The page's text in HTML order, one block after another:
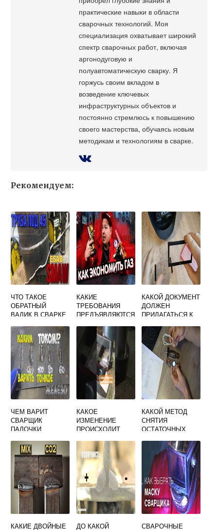
практические навыки в области
сварочных технологий. Моя
специализация охватывает широкий
спектр сварочных работ, включая
аргонодуговую и
полуавтоматическую сварку. Я
горжусь своим вкладом в
возведение ключевых
инфраструктурных объектов и
постоянно стремлюсь к повышению
своего мастерства, обучаясь новым
методикам и технологиям в сварке.
Рекомендуем:
ЧТО ТАКОЕ
ОБРАТНЫЙ
ВАЛИК В СВАРКЕ
КАКИЕ
ТРЕБОВАНИЯ
ПРЕДЪЯВЛЯЮТСЯ
ЗАЩИТНОГО ГАЗА
КОТОРЫЙ
ПРИМЕНЯЮТ ПРИ
АРГОНОДУГОВОЙ
СВАРКЕ
КАКОЙ ДОКУМЕНТ
ДОЛЖЕН
ПРИЛАГАТЬСЯ К
СВАРЩИКА
ЧЕМ ВАРИТ
СВАРЩИК
ПАЛОЧКИ
КАКОЕ
ИЗМЕНЕНИЕ
ПРОИСХОДИТ
ТРЕНИЕМ
КРУГЛЫХ
ЗАГОТОВОК
ГРАНТОВЫЙ
ВОРОТНИК
КАКОЙ МЕТОД
СНЯТИЯ
ОСТАТОЧНЫХ
НАПРЯЖЕНИЙ
НАИБОЛЕЕ
ЭФФЕКТИВЕН
КАКИЕ ДВОЙНЫЕ
ДО КАКОЙ
СВАРОЧНЫЕ